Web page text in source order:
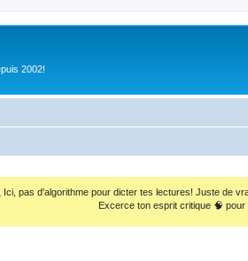
2002!
Ici, pas d'algorithme pour dicter tes lectures! Juste de
Excerce ton esprit critique 🧠 pour